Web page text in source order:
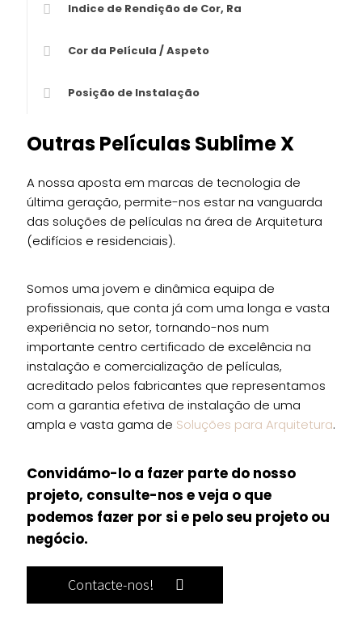
Indice de Rendição de Cor, Ra
Cor da Película / Aspeto
Posição de Instalação
Outras Películas Sublime X
A nossa aposta em marcas de tecnologia de
última geração, permite-nos estar na vanguarda
das soluções de películas na área de Arquitetura
(edifícios e residenciais).
Somos uma jovem e dinâmica equipa de
profissionais, que conta já com uma longa e vasta
experiência no setor, tornando-nos num
importante centro certificado de excelência na
instalação e comercialização de películas,
acreditado pelos fabricantes que representamos
com a garantia efetiva de instalação de uma
ampla e vasta gama de Soluções para Arquitetura.
Convidámo-lo a fazer parte do nosso
projeto, consulte-nos e veja o que
podemos fazer por si e pelo seu projeto ou
negócio.
Contacte-nos!